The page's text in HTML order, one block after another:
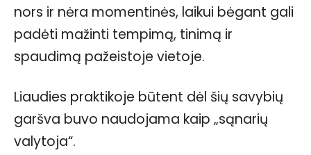
nors ir nėra momentinės, laikui bėgant gali
padėti mažinti tempimą, tinimą ir
spaudimą pažeistoje vietoje.
Liaudies praktikoje būtent dėl šių savybių
garšva buvo naudojama kaip „sąnarių
valytoja“.